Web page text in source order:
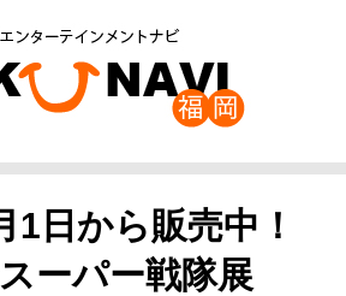
1日から販売中！
ーパー戦隊展